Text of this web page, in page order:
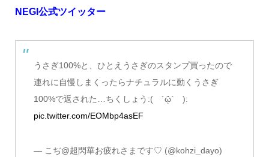
NEGI公式ツイッター
うさぎ100%と、ひとえうさぎのスタンプ買ったので
連れに自慢しまくったらナチュラルに動くうさぎ
100%で返された…ちくしょう:( ´ᾥ` ):
pic.twitter.com/EOMbp4asEF
— こぢ@超閃華お疲れさまです♡ (@kohzi_dayo)